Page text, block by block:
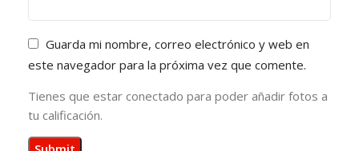
Guarda mi nombre, correo electrónico y web en
este navegador para la próxima vez que comente.
Tienes que estar conectado para poder añadir fotos a
tu calificación.